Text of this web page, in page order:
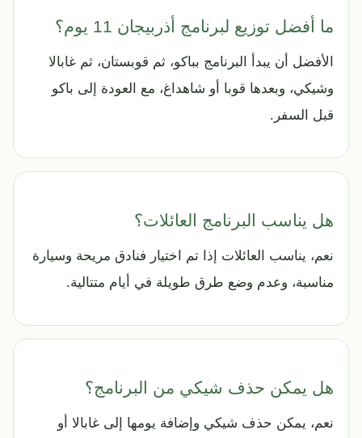
ما أفضل توزيع لبرنامج أذربيجان 11 يوم؟
الأفضل أن يبدأ البرنامج بباكو، ثم قوبستان، ثم غابالا
وشيكي، وبعدها قوبا أو شاهداغ، مع العودة إلى باكو
قبل السفر.
هل يناسب البرنامج العائلات؟
نعم، يناسب العائلات إذا تم اختيار فنادق مريحة وسيارة
مناسبة، وعدم وضع طرق طويلة في أيام متتالية.
هل يمكن حذف شيكي من البرنامج؟
نعم، يمكن حذف شيكي وإضافة يومها إلى غابالا أو